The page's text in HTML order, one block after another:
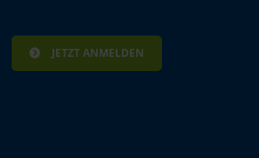
JETZT ANMELDEN